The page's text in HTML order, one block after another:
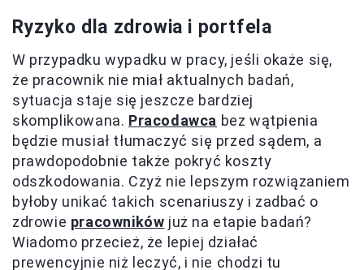
Ryzyko dla zdrowia i portfela
W przypadku wypadku w pracy, jeśli okaże się,
że pracownik nie miał aktualnych badań,
sytuacja staje się jeszcze bardziej
skomplikowana. Pracodawca bez wątpienia
będzie musiał tłumaczyć się przed sądem, a
prawdopodobnie także pokryć koszty
odszkodowania. Czyż nie lepszym rozwiązaniem
byłoby unikać takich scenariuszy i zadbać o
zdrowie pracowników już na etapie badań?
Wiadomo przecież, że lepiej działać
prewencyjnie niż leczyć, i nie chodzi tu